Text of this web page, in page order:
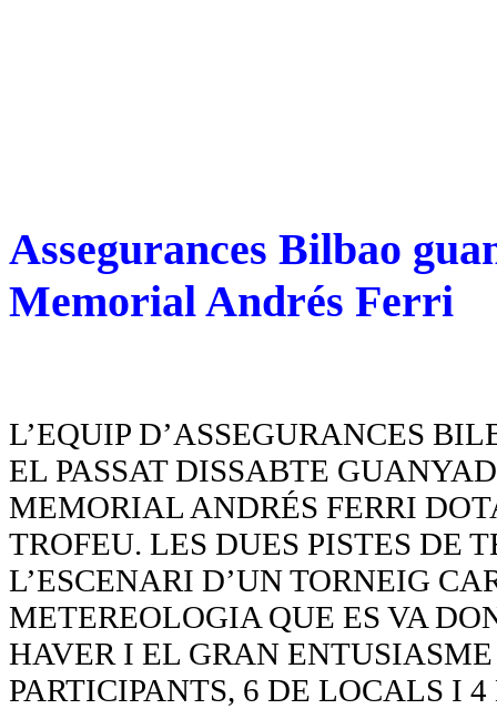
Assegurances Bilbao
Memorial Andrés Ferri
L’EQUIP D’ASSEGURANCES
EL PASSAT DISSABTE
MEMORIAL ANDRÉS FERRI
TROFEU. LES DUES PISTES DE
L’ESCENARI D’UN TORNEIG
METEREOLOGIA QUE ES VA
HAVER I EL GRAN
PARTICIPANTS, 6 DE LOCALS I